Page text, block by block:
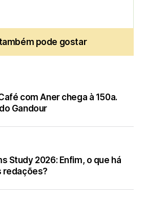
pode gostar
com Aner chega à 150a.
Gandour
Study 2026: Enfim, o que há
redações?